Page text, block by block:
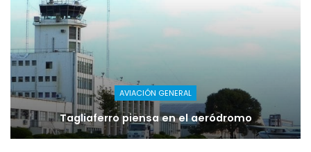
AVIACIÓN GENERAL
Tagliaferro piensa en el aeródromo